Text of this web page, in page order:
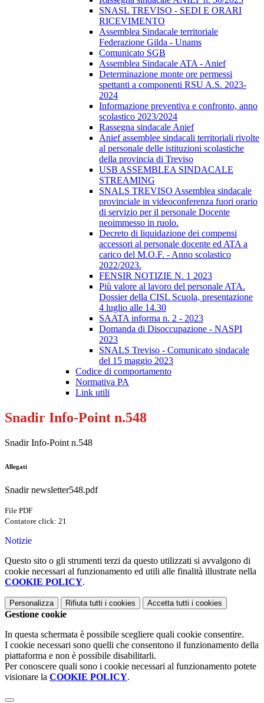
SNASL TREVISO - SEDI E ORARI
RICEVIMENTO
Assemblea Sindacale territoriale
Federazione Gilda - Unams
Comunicato SGB
Assemblea Sindacale ATA - Anief
Determinazione monte ore permessi
spettanti a componenti RSU A.S. 2023-
2024
Informazione preventiva e confronto, anno
scolastico 2023/2024
Rassegna sindacale Anief
Anief assemblee sindacali territoriali rivolte
al personale delle istituzioni scolastiche
della provincia di Treviso
USB ASSEMBLEA SINDACALE
STREAMING
SNALS TREVISO Assemblea sindacale
provinciale in videoconferenza fuori orario
di servizio per il personale Docente
neoimmesso in ruolo.
Decreto di liquidazione dei compensi
accessori al personale docente ed ATA a
carico del M.O.F. - Anno scolastico
2022/2023.
FENSIR NOTIZIE N. 1 2023
Più valore al lavoro del personale ATA.
Dossier della CISL Scuola, presentazione
4 luglio alle 14.30
SAATA informa n. 2 - 2023
Domanda di Disoccupazione - NASPI
2023
SNALS Treviso - Comunicato sindacale
del 15 maggio 2023
Codice di comportamento
Normativa PA
Link utili
Snadir Info-Point n.548
Snadir Info-Point n.548
Allegati
Snadir newsletter548.pdf
File PDF
Contatore click: 21
Notizie
Questo sito o gli strumenti terzi da questo utilizzati si avvalgono di
cookie necessari al funzionamento ed utili alle finalità illustrate nella
COOKIE POLICY.
Personalizza Rifiuta tutti i cookies Accetta tutti i cookies
Gestione cookie
In questa schermata è possibile scegliere quali cookie consentire.
I cookie necessari sono quelli che consentono il funzionamento della
piattaforma e non è possibile disabilitarli.
Per conoscere quali sono i cookie necessari al funzionamento potete
visionare la COOKIE POLICY.